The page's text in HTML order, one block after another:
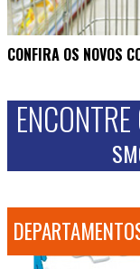
CONFIRA OS NOVOS